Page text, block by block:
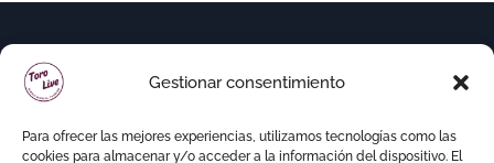
Gestionar consentimiento
Para ofrecer las mejores experiencias, utilizamos tecnologías como las
cookies para almacenar y/o acceder a la información del dispositivo. El